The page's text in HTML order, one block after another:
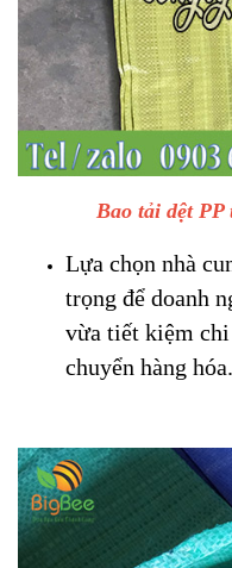
Bao tải dệt
Lựa chọn nhà
trọng để doanh
vừa tiết kiệm
chuyển hàng hóa.